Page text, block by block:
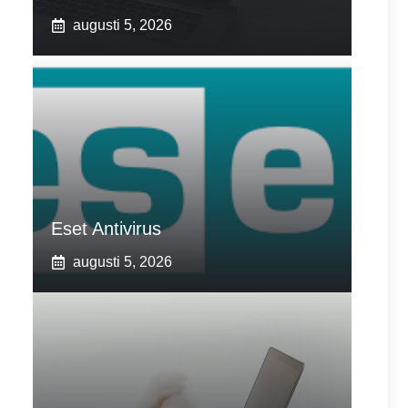
augusti 5, 2026
Eset Antivirus
augusti 5, 2026